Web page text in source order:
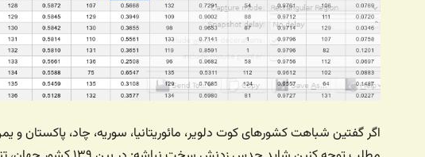
اگر گفتین شباهت کشورهای کوت دلویر، مائوریتانیا، سوریه، چاد، پاکستان و